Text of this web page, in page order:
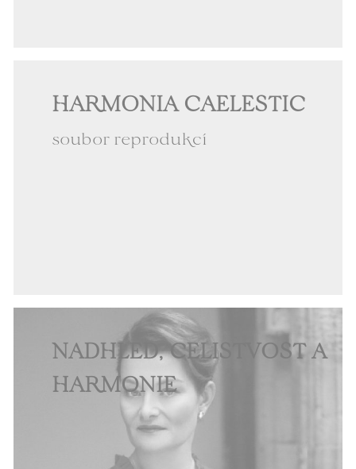
HARMONIA CAELESTIC
soubor reprodukcí
NADHLED, CELISTVOST A
HARMONIE